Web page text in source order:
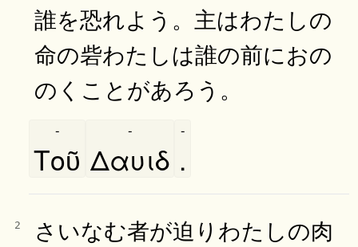
誰を恐れよう。主はわたしの
命の砦わたしは誰の前におの
のくことがあろう。
Τοῦ
-
Δαυιδ
-
.
-
2
さいなむ者が迫りわたしの肉